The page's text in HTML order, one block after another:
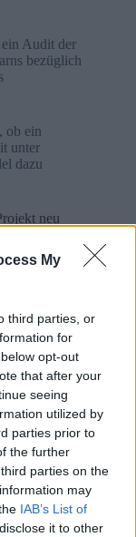
My
third parties, or
for
opt-out
that after your
seeing
utilized by
parties prior to
the further
parties on the
may
IAB’s List of
it to other
Audit der
bezüglich
ob ein
unter
dazu
neu
des
István
die
des Projekts
dass
verfolgt
den